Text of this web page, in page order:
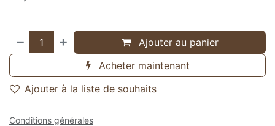
Ajouter au panier
Acheter maintenant
Ajouter à la liste de souhaits
Conditions générales